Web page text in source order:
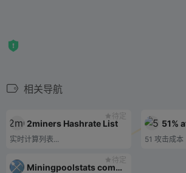
相关导航
待定
2miners Hashrate List
实时计算列表...
51%
51 攻击成本
待定
Miningpoolstats computing power ranking